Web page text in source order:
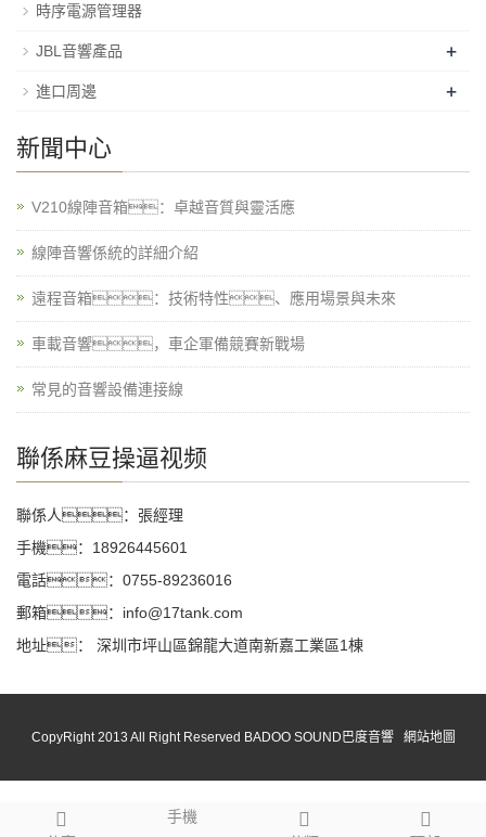
時序電源管理器
JBL音響產品 +
進口周邊 +
新聞中心
V210線陣音箱：卓越音質與靈活應
線陣音響係統的詳細介紹
遠程音箱：技術特性、應用場景與未來
車載音響，車企軍備競賽新戰場
常見的音響設備連接線
聯係麻豆操逼视频
聯係人：張經理
手機：18926445601
電話：0755-89236016
郵箱：info@17tank.com
地址： 深圳市坪山區錦龍大道南新嘉工業區1棟
手機
CopyRight 2013 All Right Reserved BADOO SOUND巴度音響 網站地圖